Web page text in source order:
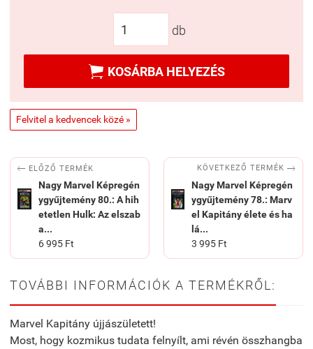
db
 KOSÁRBA HELYEZÉS
Felvitel a kedvencek közé »
 ELŐZŐ TERMÉK
Nagy Marvel Képregén
ygyűjtemény 80.: A ​hih
etetlen Hulk: Az elszab
a...
6 995 Ft
KÖVETKEZŐ TERMÉK 
Nagy Marvel Képregén
ygyűjtemény 78.: Marv
el ​Kapitány élete és ha
lá...
3 995 Ft
TOVÁBBI INFORMÁCIÓK A TERMÉKRŐL:
Marvel Kapitány újjászületett!
Most, hogy kozmikus tudata felnyílt, ami révén összhangba